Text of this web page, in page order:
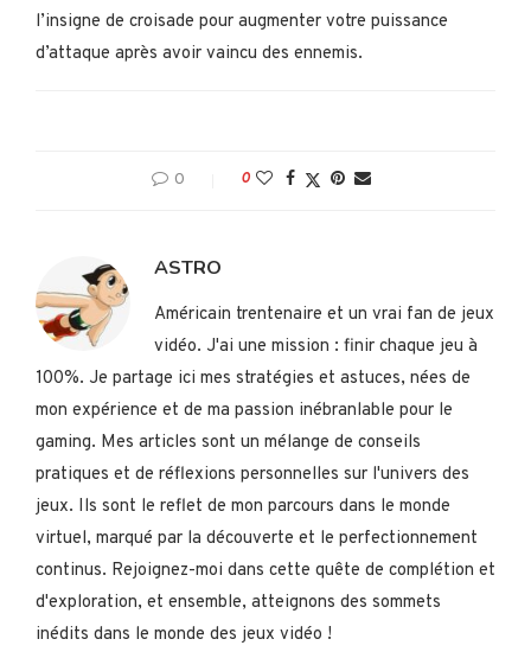
l’insigne de croisade pour augmenter votre puissance
d’attaque après avoir vaincu des ennemis.
0 0
ASTRO
Américain trentenaire et un vrai fan de jeux
vidéo. J'ai une mission : finir chaque jeu à
100%. Je partage ici mes stratégies et astuces, nées de
mon expérience et de ma passion inébranlable pour le
gaming. Mes articles sont un mélange de conseils
pratiques et de réflexions personnelles sur l'univers des
jeux. Ils sont le reflet de mon parcours dans le monde
virtuel, marqué par la découverte et le perfectionnement
continus. Rejoignez-moi dans cette quête de complétion et
d'exploration, et ensemble, atteignons des sommets
inédits dans le monde des jeux vidéo !